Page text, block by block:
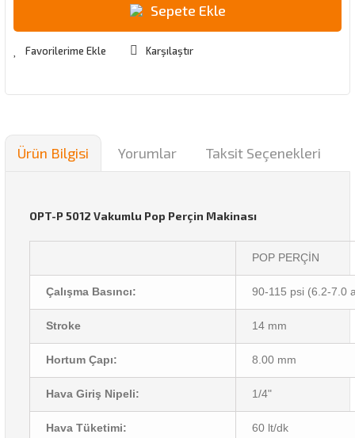
Sepete Ekle
Karşılaştır
Ürün Bilgisi Yorumlar Taksit Seçenekleri
OPT-P 5012 Vakumlu Pop Perçin Makinası
POP PERÇİN
Çalışma Basıncı: 90-115 psi (6.2-7.0
Stroke 14 mm
Hortum Çapı: 8.00 mm
Hava Giriş Nipeli: 1/4"
Hava Tüketimi: 60 lt/dk